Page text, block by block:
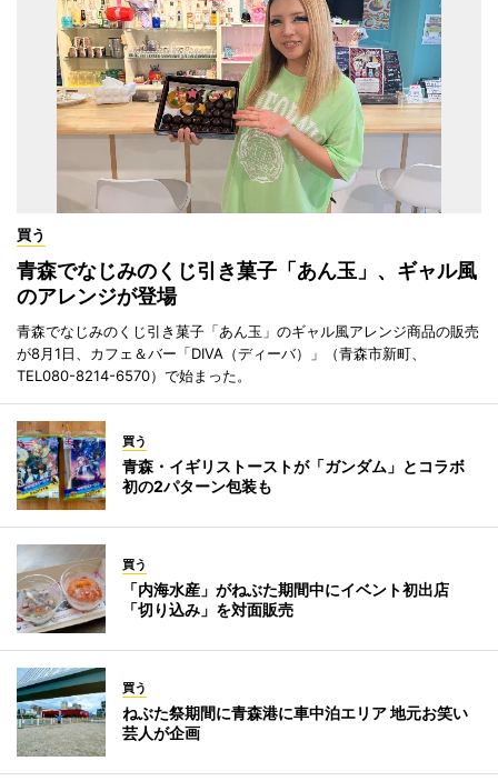
買う
青森でなじみのくじ引き菓子「あん玉」、ギャル風
のアレンジが登場
青森でなじみのくじ引き菓子「あん玉」のギャル風アレンジ商品の販売
が8月1日、カフェ＆バー「DIVA（ディーバ）」（青森市新町、
TEL080-8214-6570）で始まった。
買う
青森・イギリストーストが「ガンダム」とコラボ
初の2パターン包装も
買う
「内海水産」がねぶた期間中にイベント初出店
「切り込み」を対面販売
買う
ねぶた祭期間に青森港に車中泊エリア 地元お笑い
芸人が企画